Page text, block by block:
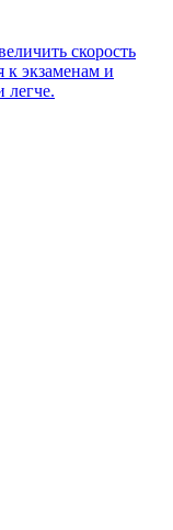
скорость
к экзаменам и
легче.